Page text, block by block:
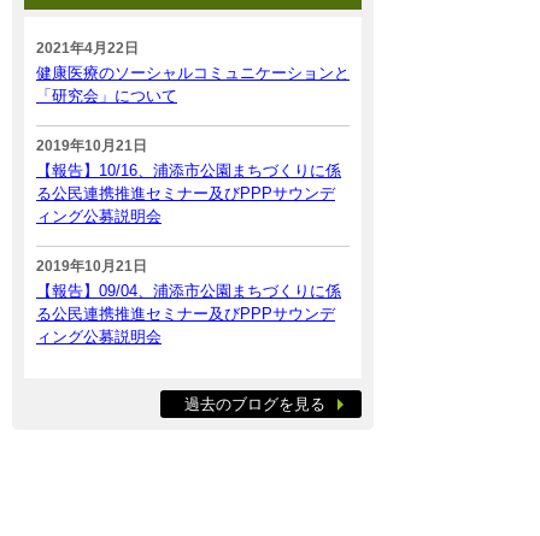
2021年4月22日
健康医療のソーシャルコミュニケーションと
「研究会」について
2019年10月21日
【報告】10/16、浦添市公園まちづくりに係
る公民連携推進セミナー及びPPPサウンデ
ィング公募説明会
2019年10月21日
【報告】09/04、浦添市公園まちづくりに係
る公民連携推進セミナー及びPPPサウンデ
ィング公募説明会
過去のブログを見る